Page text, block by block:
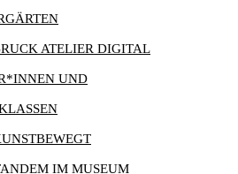
ATELIER DIGITAL
UND
IM MUSEUM